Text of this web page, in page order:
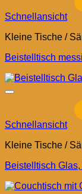
Schnellansicht
Kleine Tische /
Beistelltisch
Schnellansicht
Kleine Tische /
Beistelltisch